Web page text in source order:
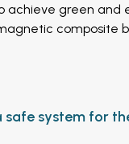
achieve green
composite
co-precipitation
conditions
safe system for